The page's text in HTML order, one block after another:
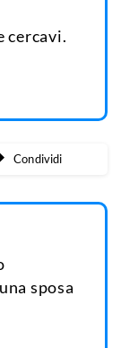
cercavi.
Condividi
sposa